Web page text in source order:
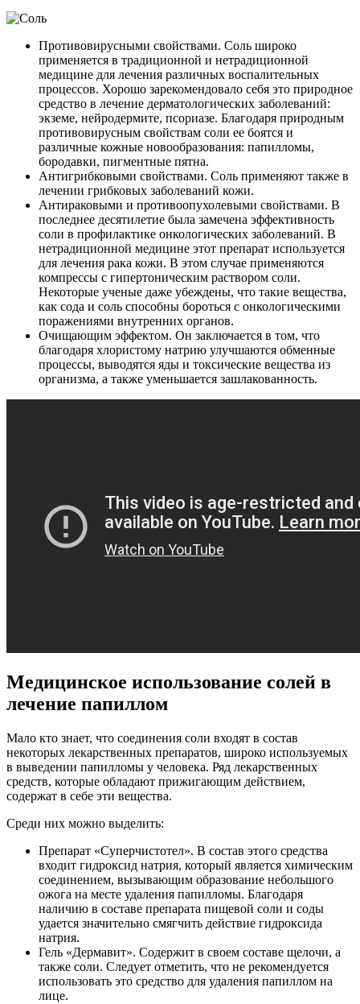
Противовирусными свойствами. Соль широко
применяется в традиционной и нетрадиционной
медицине для лечения различных воспалительных
процессов. Хорошо зарекомендовало себя это природное
средство в лечение дерматологических заболеваний:
экземе, нейродермите, псориазе. Благодаря природным
противовирусным свойствам соли ее боятся и
различные кожные новообразования: папилломы,
бородавки, пигментные пятна.
Антигрибковыми свойствами. Соль применяют также в
лечении грибковых заболеваний кожи.
Антираковыми и противоопухолевыми свойствами. В
последнее десятилетие была замечена эффективность
соли в профилактике онкологических заболеваний. В
нетрадиционной медицине этот препарат используется
для лечения рака кожи. В этом случае применяются
компрессы с гипертоническим раствором соли.
Некоторые ученые даже убеждены, что такие вещества,
как сода и соль способны бороться с онкологическими
поражениями внутренних органов.
Очищающим эффектом. Он заключается в том, что
благодаря хлористому натрию улучшаются обменные
процессы, выводятся яды и токсические вещества из
организма, а также уменьшается зашлакованность.
Медицинское использование солей в
лечение папиллом
Мало кто знает, что соединения соли входят в состав
некоторых лекарственных препаратов, широко используемых
в выведении папилломы у человека. Ряд лекарственных
средств, которые обладают прижигающим действием,
содержат в себе эти вещества.
Среди них можно выделить:
Препарат «Суперчистотел». В состав этого средства
входит гидроксид натрия, который является химическим
соединением, вызывающим образование небольшого
ожога на месте удаления папилломы. Благодаря
наличию в составе препарата пищевой соли и соды
удается значительно смягчить действие гидроксида
натрия.
Гель «Дермавит». Содержит в своем составе щелочи, а
также соли. Следует отметить, что не рекомендуется
использовать это средство для удаления папиллом на
лице.